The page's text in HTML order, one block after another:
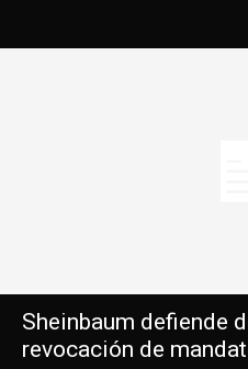
Sheinbaum defiende
revocación de